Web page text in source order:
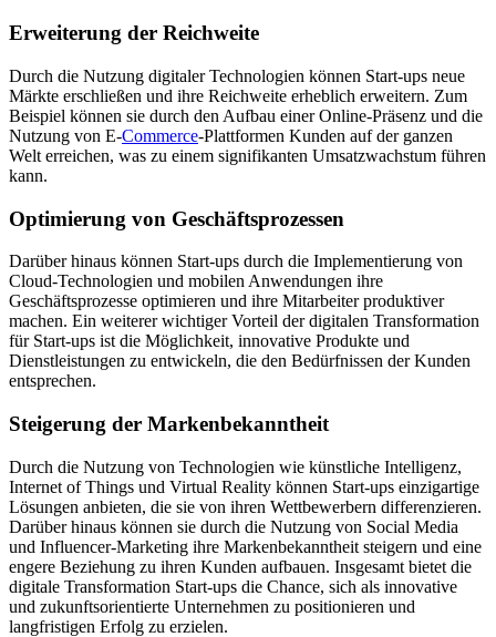
Erweiterung der Reichweite
Durch die Nutzung digitaler Technologien können Start-ups neue
Märkte erschließen und ihre Reichweite erheblich erweitern. Zum
Beispiel können sie durch den Aufbau einer Online-Präsenz und die
Nutzung von E-Commerce-Plattformen Kunden auf der ganzen
Welt erreichen, was zu einem signifikanten Umsatzwachstum führen
kann.
Optimierung von Geschäftsprozessen
Darüber hinaus können Start-ups durch die Implementierung von
Cloud-Technologien und mobilen Anwendungen ihre
Geschäftsprozesse optimieren und ihre Mitarbeiter produktiver
machen. Ein weiterer wichtiger Vorteil der digitalen Transformation
für Start-ups ist die Möglichkeit, innovative Produkte und
Dienstleistungen zu entwickeln, die den Bedürfnissen der Kunden
entsprechen.
Steigerung der Markenbekanntheit
Durch die Nutzung von Technologien wie künstliche Intelligenz,
Internet of Things und Virtual Reality können Start-ups einzigartige
Lösungen anbieten, die sie von ihren Wettbewerbern differenzieren.
Darüber hinaus können sie durch die Nutzung von Social Media
und Influencer-Marketing ihre Markenbekanntheit steigern und eine
engere Beziehung zu ihren Kunden aufbauen. Insgesamt bietet die
digitale Transformation Start-ups die Chance, sich als innovative
und zukunftsorientierte Unternehmen zu positionieren und
langfristigen Erfolg zu erzielen.